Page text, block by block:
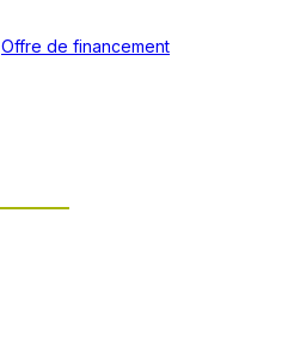
Offre de financement